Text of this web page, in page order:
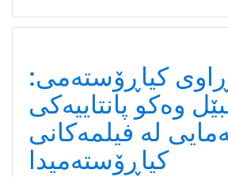
کیاڕۆستەمی:
وەکو پانتاییەکی
لە فیلمەکانی
کیاڕۆستەمیدا